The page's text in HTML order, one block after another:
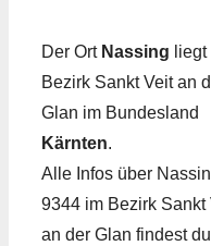
Der Ort Nassing
Bezirk Sankt Veit an
Glan im Bundesland
Kärnten.
Alle Infos über
9344 im Bezirk Sankt
an der Glan findest